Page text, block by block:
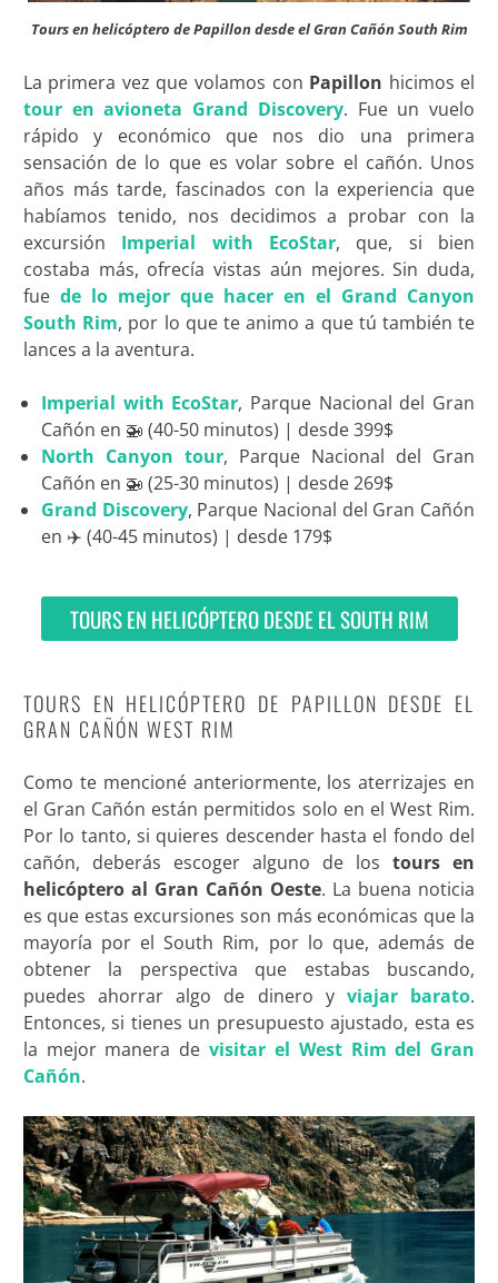
Tours en helicóptero de Papillon desde el Gran Cañón South Rim
La primera vez que volamos con Papillon hicimos el
tour en avioneta Grand Discovery. Fue un vuelo
rápido y económico que nos dio una primera
sensación de lo que es volar sobre el cañón. Unos
años más tarde, fascinados con la experiencia que
habíamos tenido, nos decidimos a probar con la
excursión Imperial with EcoStar, que, si bien
costaba más, ofrecía vistas aún mejores. Sin duda,
fue de lo mejor que hacer en el Grand Canyon
South Rim, por lo que te animo a que tú también te
lances a la aventura.
Imperial with EcoStar, Parque Nacional del Gran
Cañón en 🚁 (40-50 minutos) | desde 399$
North Canyon tour, Parque Nacional del Gran
Cañón en 🚁 (25-30 minutos) | desde 269$
Grand Discovery, Parque Nacional del Gran Cañón
en ✈️ (40-45 minutos) | desde 179$
TOURS EN HELICÓPTERO DESDE EL SOUTH RIM
TOURS EN HELICÓPTERO DE PAPILLON DESDE EL
GRAN CAÑÓN WEST RIM
Como te mencioné anteriormente, los aterrizajes en
el Gran Cañón están permitidos solo en el West Rim.
Por lo tanto, si quieres descender hasta el fondo del
cañón, deberás escoger alguno de lostours en
helicóptero al Gran Cañón Oeste. La buena noticia
es que estas excursiones son más económicas que la
mayoría por el South Rim, por lo que, además de
obtener la perspectiva que estabas buscando,
puedes ahorrar algo de dinero y viajar barato.
Entonces, si tienes un presupuesto ajustado, esta es
la mejor manera devisitar el West Rim del Gran
Cañón.